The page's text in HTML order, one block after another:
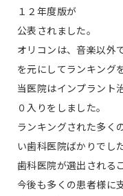
１２年度版が
公表されました。
オリコンは、音楽以外
を元にしてランキング
当医院はインプラント
０入りをしました。
ランキングされた多く
い歯科医院ばかりでし
歯科医院が選出される
今後も多くの患者様に